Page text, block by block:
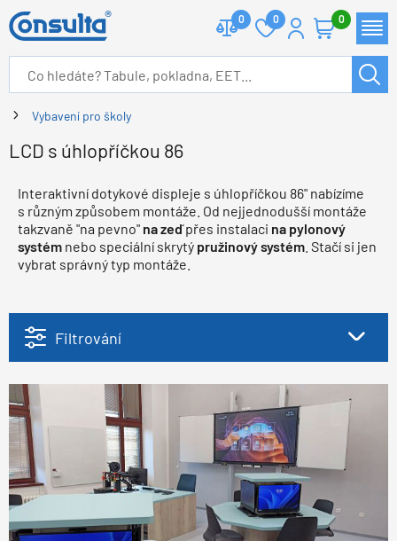
0 0 0
Vybavení pro školy
LCD s úhlopříčkou 86
Interaktivní dotykové displeje s úhlopříčkou 86" nabízíme
s různým způsobem montáže. Od nejjednodušší montáže
takzvaně "na pevno" na zeďpřes instalaci na pylonový
systém nebo speciální skrytý pružinový systém . Stačí si jen
vybrat správný typ montáže.
Filtrování